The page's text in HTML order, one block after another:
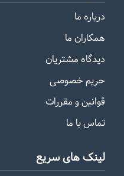
درباره ما
همکاران ما
دیدگاه مشتریان
حریم خصوصی
قوانین و مقررات
تماس با ما
لینک های سریع